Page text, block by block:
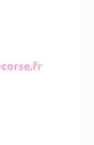
corse.fr